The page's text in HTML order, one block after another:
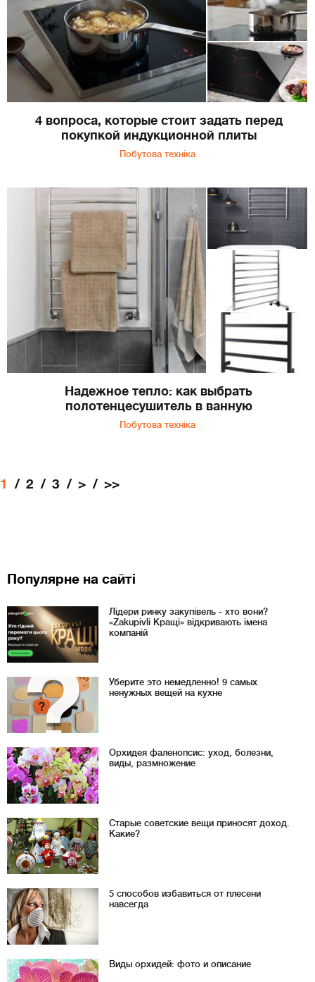
4 вопроса, которые стоит задать перед
покупкой индукционной плиты
Побутова техніка
Надежное тепло: как выбрать
полотенцесушитель в ванную
Побутова техніка
1 2 3 > >>
Популярне на сайті
Лідери ринку закупівель - хто вони?
«Zakupivli Кращі» відкривають імена
компаній
Уберите это немедленно! 9 самых
ненужных вещей на кухне
Орхидея фаленопсис: уход, болезни,
виды, размножение
Старые советские вещи приносят доход.
Какие?
5 способов избавиться от плесени
навсегда
Виды орхидей: фото и описание